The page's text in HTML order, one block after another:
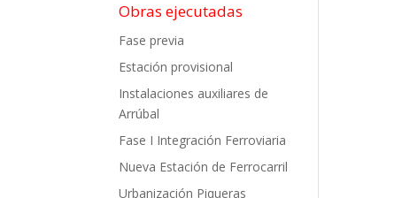
Obras ejecutadas
Fase previa
Estación provisional
Instalaciones auxiliares de
Arrúbal
Fase I Integración Ferroviaria
Nueva Estación de Ferrocarril
Urbanización Piqueras